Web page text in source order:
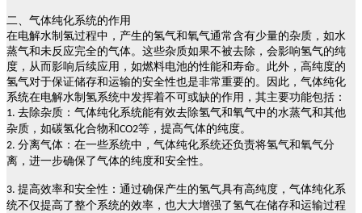
二、 气体纯化系统的作用
在电解水制氢过程中，产生的氢气和氧气通常含有少量的杂质，如水
蒸气和未反应完全的气体。这些杂质如果不被去除，会影响氢气的纯
度，从而影响后续应用，如燃料电池的性能和寿命。此外，高纯度的
氢气对于保证储存和运输的安全性也是非常重要的。因此，气体纯化
系统在电解水制氢系统中发挥着不可或缺的作用，其主要功能包括：
1. 去除杂质：气体纯化系统能有效去除氢气和氧气中的水蒸气和其他
杂质，如碳氢化合物和CO2等，提高气体的纯度。
2. 分离气体：在一些系统中，气体纯化系统还负责将氢气和氧气分
离，进一步确保了气体的纯度和安全性。
3. 提高效率和安全性：通过确保产生的氢气具有高纯度，气体纯化系
统不仅提高了整个系统的效率，也大大增强了氢气在储存和运输过程